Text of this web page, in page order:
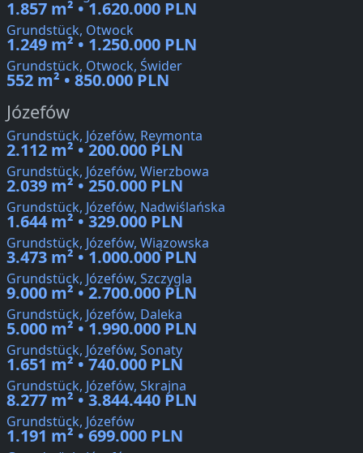
1.857 m² • 1.620.000 PLN
Grundstück, Otwock
1.249 m² • 1.250.000 PLN
Grundstück, Otwock, Świder
552 m² • 850.000 PLN
Józefów
Grundstück, Józefów, Reymonta
2.112 m² • 200.000 PLN
Grundstück, Józefów, Wierzbowa
2.039 m² • 250.000 PLN
Grundstück, Józefów, Nadwiślańska
1.644 m² • 329.000 PLN
Grundstück, Józefów, Wiązowska
3.473 m² • 1.000.000 PLN
Grundstück, Józefów, Szczygla
9.000 m² • 2.700.000 PLN
Grundstück, Józefów, Daleka
5.000 m² • 1.990.000 PLN
Grundstück, Józefów, Sonaty
1.651 m² • 740.000 PLN
Grundstück, Józefów, Skrajna
8.277 m² • 3.844.440 PLN
Grundstück, Józefów
1.191 m² • 699.000 PLN